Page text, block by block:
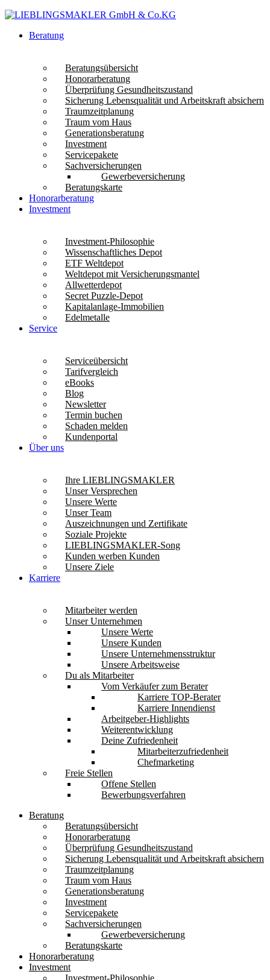
Beratung
Beratungsübersicht
Honorarberatung
Überprüfung Gesundheitszustand
Sicherung Lebensqualität und Arbeitskraft absichern
Traumzeitplanung
Traum vom Haus
Generationsberatung
Investment
Servicepakete
Sachversicherungen
Gewerbeversicherung
Beratungskarte
Honorarberatung
Investment
Investment-Philosophie
Wissenschaftliches Depot
ETF Weltdepot
Weltdepot mit Versicherungsmantel
Allwetterdepot
Secret Puzzle-Depot
Kapitalanlage-Immobilien
Edelmetalle
Service
Serviceübersicht
Tarifvergleich
eBooks
Blog
Newsletter
Termin buchen
Schaden melden
Kundenportal
Über uns
Ihre LIEBLINGSMAKLER
Unser Versprechen
Unsere Werte
Unser Team
Auszeichnungen und Zertifikate
Soziale Projekte
LIEBLINGSMAKLER-Song
Kunden werben Kunden
Unsere Ziele
Karriere
Mitarbeiter werden
Unser Unternehmen
Unsere Werte
Unsere Kunden
Unsere Unternehmensstruktur
Unsere Arbeitsweise
Du als Mitarbeiter
Vom Verkäufer zum Berater
Karriere TOP-Berater
Karriere Innendienst
Arbeitgeber-Highlights
Weiterentwicklung
Deine Zufriedenheit
Mitarbeiterzufriedenheit
Chefmarketing
Freie Stellen
Offene Stellen
Bewerbungsverfahren
Beratung
Beratungsübersicht
Honorarberatung
Überprüfung Gesundheitszustand
Sicherung Lebensqualität und Arbeitskraft absichern
Traumzeitplanung
Traum vom Haus
Generationsberatung
Investment
Servicepakete
Sachversicherungen
Gewerbeversicherung
Beratungskarte
Honorarberatung
Investment
Investment-Philosophie